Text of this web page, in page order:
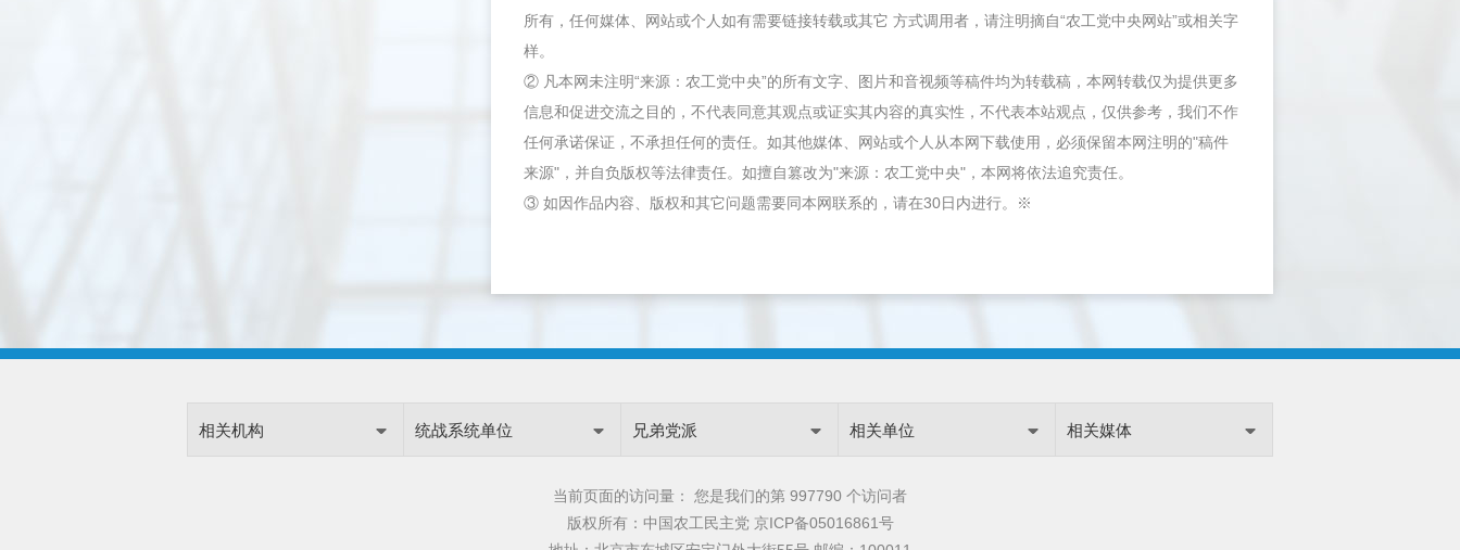
所有，任何媒体、网站或个人如有需要链接转载或其它 方式调用者，请注明摘自“农工党中央网站”或相关字
样。
② 凡本网未注明“来源：农工党中央”的所有文字、图片和音视频等稿件均为转载稿，本网转载仅为提供更多
信息和促进交流之目的，不代表同意其观点或证实其内容的真实性，不代表本站观点，仅供参考，我们不作
任何承诺保证，不承担任何的责任。如其他媒体、网站或个人从本网下载使用，必须保留本网注明的"稿件
来源"，并自负版权等法律责任。如擅自篡改为"来源：农工党中央"，本网将依法追究责任。
③ 如因作品内容、版权和其它问题需要同本网联系的，请在30日内进行。※
相关机构 统战系统单位 兄弟党派 相关单位 相关媒体
当前页面的访问量： 您是我们的第 997790 个访问者
版权所有：中国农工民主党 京ICP备05016861号